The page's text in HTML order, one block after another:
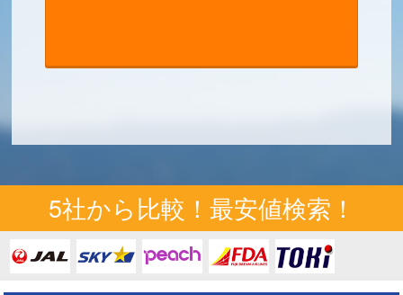
5社から比較！最安値検索！